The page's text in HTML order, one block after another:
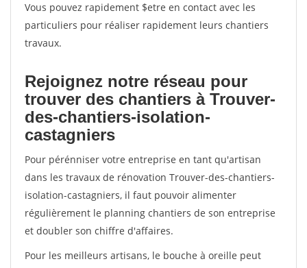
Vous pouvez rapidement $etre en contact avec les
particuliers pour réaliser rapidement leurs chantiers
travaux.
Rejoignez notre réseau pour
trouver des chantiers à Trouver-
des-chantiers-isolation-
castagniers
Pour pérénniser votre entreprise en tant qu'artisan
dans les travaux de rénovation Trouver-des-chantiers-
isolation-castagniers, il faut pouvoir alimenter
régulièrement le planning chantiers de son entreprise
et doubler son chiffre d'affaires.
Pour les meilleurs artisans, le bouche à oreille peut